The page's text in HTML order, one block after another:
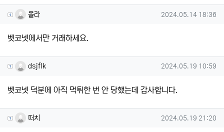
몰라님의 댓글
몰라 작성일
2024.05.14 18:36
벳코넷에서만 거래하세요.
dsjflk님의 댓글
dsjflk 작성일
2024.05.19 10:59
벳코넷 덕분에 아직 먹튀한 번 안 당했는데 감사합니다.
떠치님의 댓글
떠치 작성일
2024.05.19 21:20